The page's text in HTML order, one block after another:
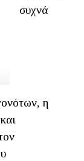
συχνά
η